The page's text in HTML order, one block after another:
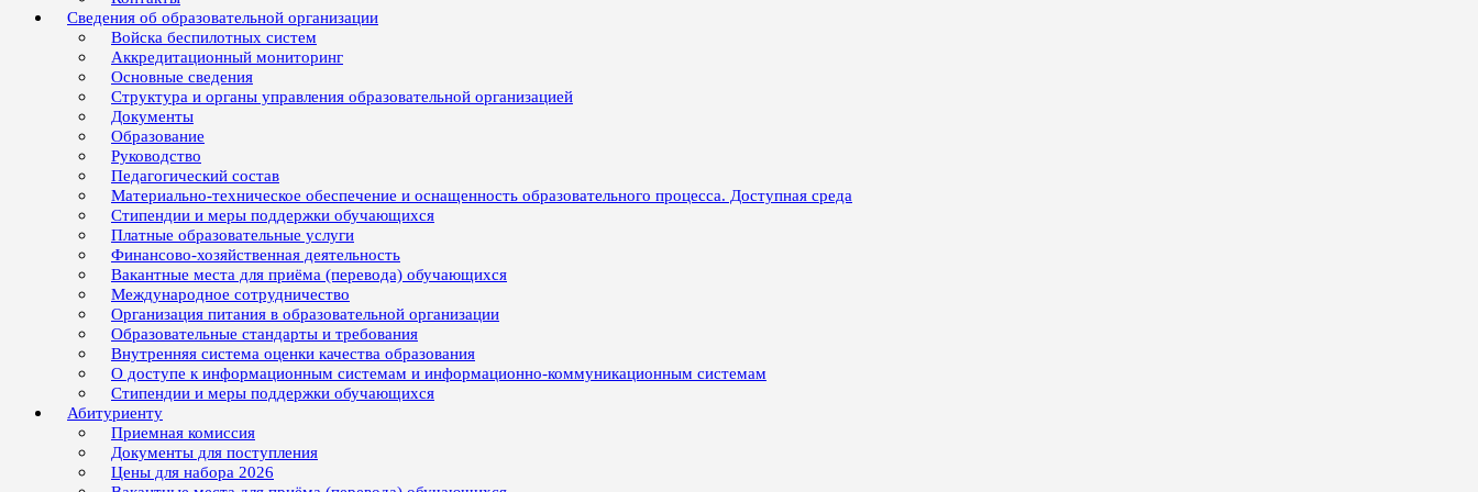
Сведения об образовательной организации
Войска беспилотных систем
Аккредитационный мониторинг
Основные сведения
Структура и органы управления образовательной организацией
Документы
Образование
Руководство
Педагогический состав
Материально-техническое обеспечение и оснащенность образовательного процесса. Доступная среда
Стипендии и меры поддержки обучающихся
Платные образовательные услуги
Финансово-хозяйственная деятельность
Вакантные места для приёма (перевода) обучающихся
Международное сотрудничество
Организация питания в образовательной организации
Образовательные стандарты и требования
Внутренняя система оценки качества образования
О доступе к информационным системам и информационно-коммуникационным системам
Стипендии и меры поддержки обучающихся
Абитуриенту
Приемная комиссия
Документы для поступления
Цены для набора 2026